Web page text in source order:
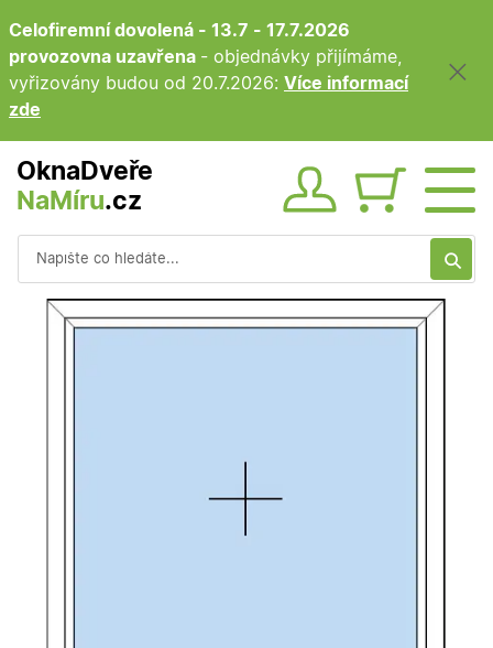
Celofiremní dovolená - 13.7 - 17.7.2026
provozovna uzavřena - objednávky přijímáme,
vyřizovány budou od 20.7.2026: Více informací
zde
OknaDveře
NaMíru.cz Obsah
Vyhledávání